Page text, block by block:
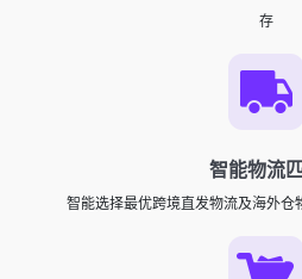
存
智能物流
智能选择最优跨境直发物流及海外仓